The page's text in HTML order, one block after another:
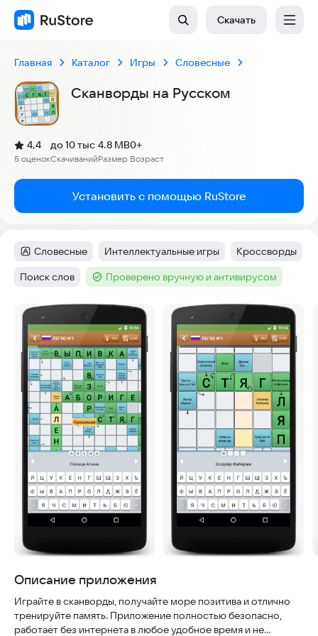
Скачать
Главная Каталог Игры Словесные
Сканворды на Русском
Рейтинг:
4,4
(
5 оценок
)
Скачиваний
до 10 тыс
Размер
4.8 MB
Возраст
0+
Установить с помощью RuStore
Категория:
Словесные Тег:
Интеллектуальные игры Тег:
Кроссворды
Тег:
Поиск слов Тег :Проверено вручную и антивирусом
Скриншоты
Описание приложения
Играйте в сканворды, получайте море позитива и отлично
тренируйте память. Приложение полностью безопасно,
работает без интернета в любое удобное время и не